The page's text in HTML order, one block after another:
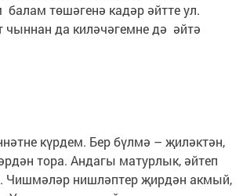
төшәгенә кадәр әйтте ул.
чыннан да киләчәгемне дә әйтә
күрдем. Бер бүлмә – җиләктән,
тора. Андагы матурлык, әйтеп
Чишмәләр нишләптер җирдән акмый,